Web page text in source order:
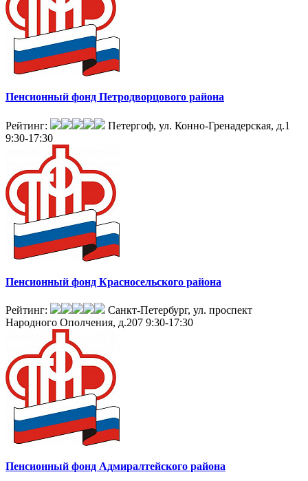
Пенсионный фонд Петродворцового района
Рейтинг:
Петергоф, ул. Конно-Гренадерская, д.1
9:30-17:30
Пенсионный фонд Красносельского района
Рейтинг:
Санкт-Петербург, ул. проспект
Народного Ополчения, д.207 9:30-17:30
Пенсионный фонд Адмиралтейского района